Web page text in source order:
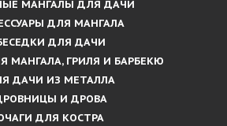
МАНГАЛЫ ДЛЯ ДАЧИ
ДЛЯ МАНГАЛА
ДЛЯ ДАЧИ
МАНГАЛА, ГРИЛЯ И БАРБЕКЮ
ДАЧИ ИЗ МЕТАЛЛА
И ДРОВА
ДЛЯ КОСТРА